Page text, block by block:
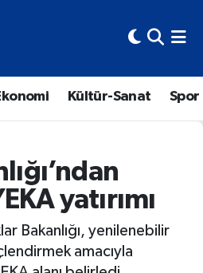
Kültür-Sanat Spor
yatırımı
Bakanlığı, yenilenebilir
amacıyla
ve Fikstür